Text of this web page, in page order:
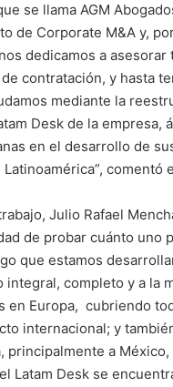
se llama AGM
de Corporate M&A y,
dedicamos a
contratación, y hasta
mediante la
Desk de la empresa,
en el desarrollo de
comentó
Julio Rafael
de probar cuánto uno
que estamos
completo y a la
Europa, cubriendo
internacional; y
a
Latam Desk se